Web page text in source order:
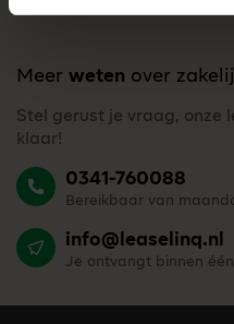
Meer weten over
Stel gerust je vraag, onze
klaar!
0341-760088
Bereikbaar van
info@leaselinq.nl
Je ontvangt binnen